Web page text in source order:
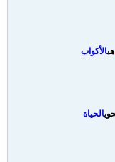
هيالأكواب
الحياة